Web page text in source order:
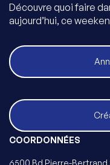
Découvre quoi faire
aujourd’hui, ce
COORDONNÉES
6500 Bd Pierre-Bertrand